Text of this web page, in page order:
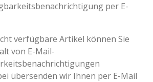
per E-
verfügbare Artikel können Sie
von E-Mail-
übersenden wir Ihnen per E-Mail